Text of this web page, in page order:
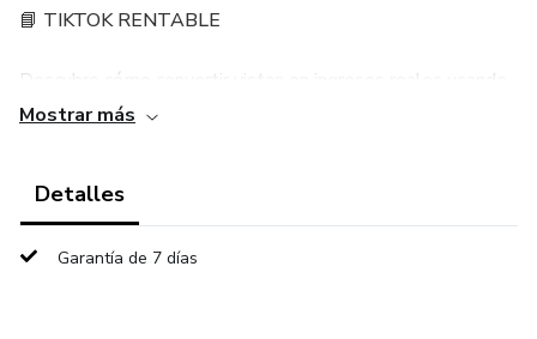
📘 TIKTOK RENTABLE
Descubre cómo convertir vistas en ingresos reales usando
solo tu celular.
Cómo Ganar Dinero con TikTok Desde Cero
Mostrar más
Detalles
Garantía de 7 días